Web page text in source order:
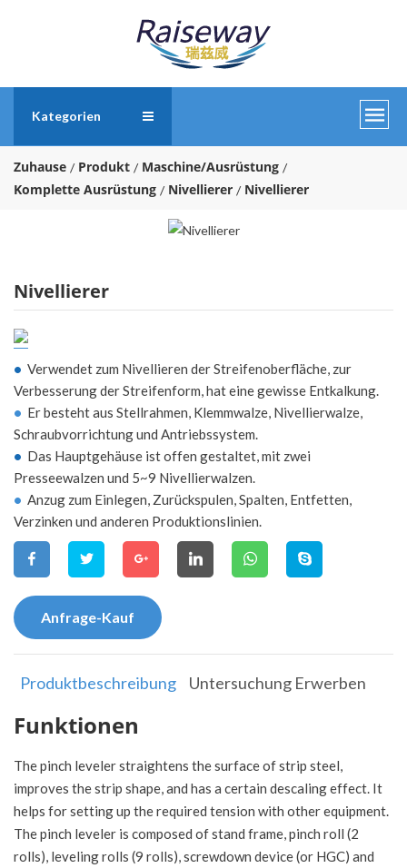
Kategorien
Zuhause Produkt
Maschine/Ausrüstung
Komplette Ausrüstung
Nivellierer Nivellierer
Nivellierer
• Verwendet zum Nivellieren der Streifenoberfläche, zur
Verbesserung der Streifenform, hat eine gewisse Entkalkung.
• Er besteht aus Stellrahmen, Klemmwalze, Nivellierwalze,
Schraubvorrichtung und Antriebssystem.
• Das Hauptgehäuse ist offen gestaltet, mit zwei
Presseewalzen und 5~9 Nivellierwalzen.
• Anzug zum Einlegen, Zurückspulen, Spalten, Entfetten,
Verzinken und anderen Produktionslinien.
Anfrage-Kauf
Produktbeschreibung Untersuchung Erwerben
Funktionen
The pinch leveler straightens the surface of strip steel,
improves the strip shape, and has a certain descaling effect. It
helps for setting up the required tension with other equipment.
The pinch leveler is composed of stand frame, pinch roll (2
rolls), leveling rolls (9 rolls), screwdown device (or HGC) and